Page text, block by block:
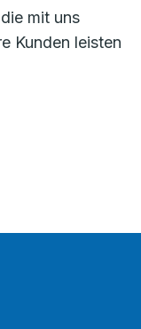
mit uns
Kunden leisten